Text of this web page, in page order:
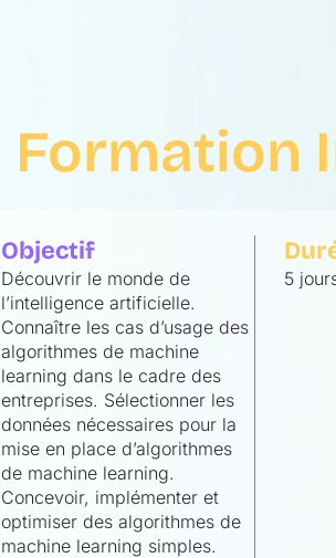
Formation
Objectif
Découvrir le monde de
l’intelligence artificielle.
Connaître les cas d’usage des
algorithmes de machine
learning dans le cadre des
entreprises. Sélectionner les
données nécessaires pour la
mise en place d’algorithmes
de machine learning.
Concevoir, implémenter et
optimiser des algorithmes de
machine learning simples.
5